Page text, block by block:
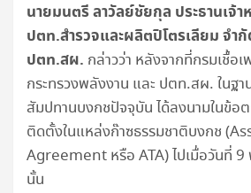
นายมนตรี ลาวัลย์ชัยกุล ประธานเจ้
ปตท.สำรวจและผลิตปิโตรเลียม จำ
ปตท.สผ. กล่าวว่า หลังจากที่กรมเชื้อ
กระทรวงพลังงาน และ ปตท.สผ. ในฐา
สัมปทานบงกชปัจจุบัน ได้ลงนามในข้อ
ติดตั้งในแหล่งก๊าซธรรมชาติบงกช
Agreement หรือ ATA) ไปเมื่อวันที่
นั้น